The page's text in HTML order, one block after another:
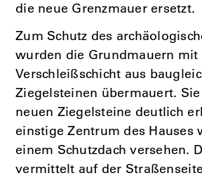
die neue Grenzmauer ersetzt.
Zum Schutz des
wurden die Grundmauern mit
Verschleißschicht aus
Ziegelsteinen übermauert.
neuen Ziegelsteine deutlich
einstige Zentrum des Hauses
einem Schutzdach versehen.
vermittelt auf der